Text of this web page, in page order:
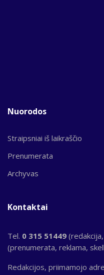
Nuorodos
Straipsniai iš laikraščio
Prenumerata
Archyvas
Kontaktai
Tel. 0 315 51449
(prenumerata, reklama,
Redakcijos, priimamojo